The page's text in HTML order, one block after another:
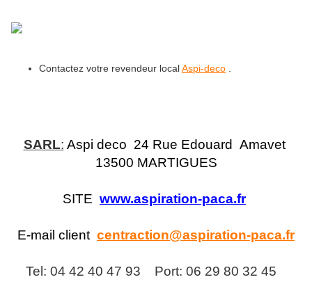
Contactez votre revendeur localAspi-deco .
SARL: Aspi deco 24 Rue Edouard Amavet
13500 MARTIGUES
SITE www.aspiration-paca.fr
E-mail client centraction@aspiration-paca.fr
Tel: 04 42 40 47 93 Port: 06 29 80 32 45